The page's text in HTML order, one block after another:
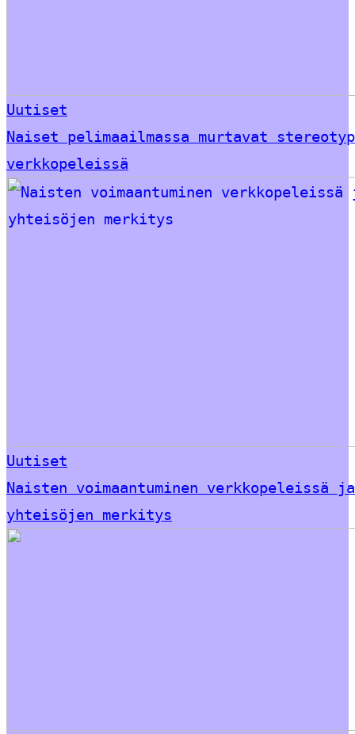
Uutiset
Naiset pelimaailmassa murtavat
verkkopeleissä
Uutiset
Naisten voimaantuminen verkkopeleissä ja
yhteisöjen merkitys